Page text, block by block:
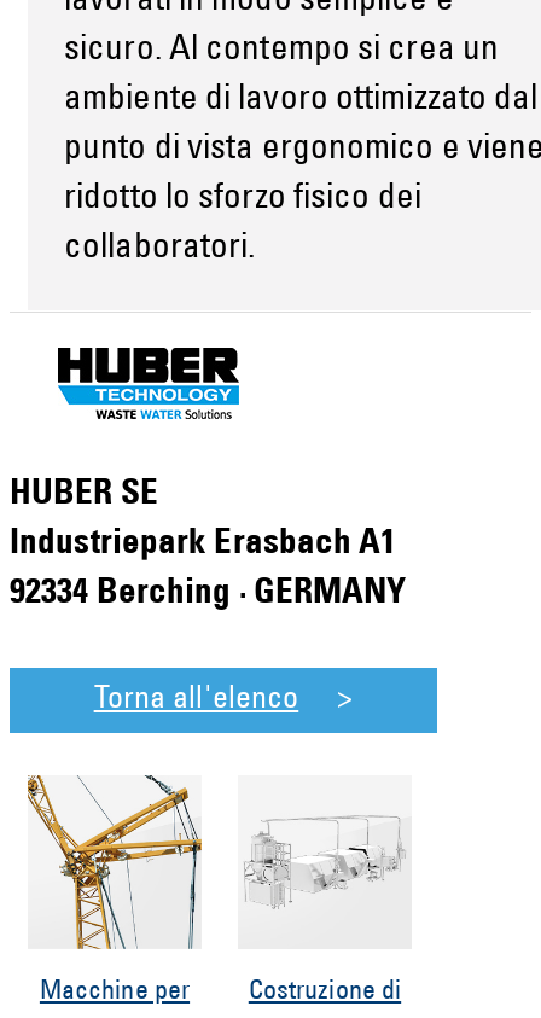
sicuro. Al contempo si crea un
ambiente di lavoro ottimizzato dal
punto di vista ergonomico e
ridotto lo sforzo fisico dei
collaboratori.
HUBER SE
Industriepark Erasbach A1
92334 Berching · GERMANY
Torna all'elenco
Macchine per
Costruzione di